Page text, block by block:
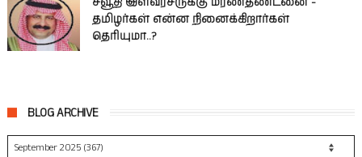
தமிழர்கள் என்ன நினைக்கிறார்கள்
தெரியுமா..?
BLOG ARCHIVE